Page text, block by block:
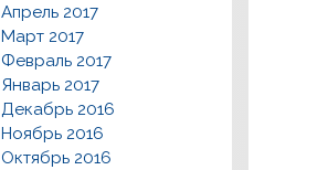
Апрель 2017
Март 2017
Февраль 2017
Январь 2017
Декабрь 2016
Ноябрь 2016
Октябрь 2016